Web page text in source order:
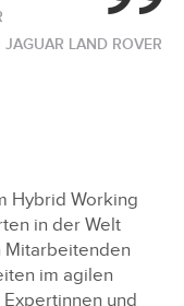
LAND ROVER
Hybrid Working
in der Welt
Mitarbeitenden
im agilen
und